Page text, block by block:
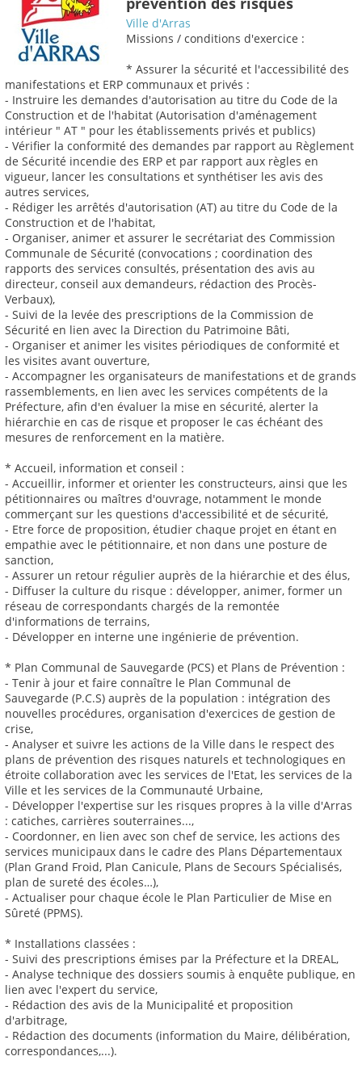
Ville d'Arras
Missions / conditions d'exercice :
* Assurer la sécurité et l'accessibilité des
manifestations et ERP communaux et privés :
- Instruire les demandes d'autorisation au titre du Code de la
Construction et de l'habitat (Autorisation d'aménagement
intérieur " AT " pour les établissements privés et publics)
- Vérifier la conformité des demandes par rapport au Règlement
de Sécurité incendie des ERP et par rapport aux règles en
vigueur, lancer les consultations et synthétiser les avis des
autres services,
- Rédiger les arrêtés d'autorisation (AT) au titre du Code de la
Construction et de l'habitat,
- Organiser, animer et assurer le secrétariat des Commission
Communale de Sécurité (convocations ; coordination des
rapports des services consultés, présentation des avis au
directeur, conseil aux demandeurs, rédaction des Procès-
Verbaux),
- Suivi de la levée des prescriptions de la Commission de
Sécurité en lien avec la Direction du Patrimoine Bâti,
- Organiser et animer les visites périodiques de conformité et
les visites avant ouverture,
- Accompagner les organisateurs de manifestations et de grands
rassemblements, en lien avec les services compétents de la
Préfecture, afin d'en évaluer la mise en sécurité, alerter la
hiérarchie en cas de risque et proposer le cas échéant des
mesures de renforcement en la matière.
* Accueil, information et conseil :
- Accueillir, informer et orienter les constructeurs, ainsi que les
pétitionnaires ou maîtres d'ouvrage, notamment le monde
commerçant sur les questions d'accessibilité et de sécurité,
- Etre force de proposition, étudier chaque projet en étant en
empathie avec le pétitionnaire, et non dans une posture de
sanction,
- Assurer un retour régulier auprès de la hiérarchie et des élus,
- Diffuser la culture du risque : développer, animer, former un
réseau de correspondants chargés de la remontée
d'informations de terrains,
- Développer en interne une ingénierie de prévention.
* Plan Communal de Sauvegarde (PCS) et Plans de Prévention :
- Tenir à jour et faire connaître le Plan Communal de
Sauvegarde (P.C.S) auprès de la population : intégration des
nouvelles procédures, organisation d'exercices de gestion de
crise,
- Analyser et suivre les actions de la Ville dans le respect des
plans de prévention des risques naturels et technologiques en
étroite collaboration avec les services de l'Etat, les services de la
Ville et les services de la Communauté Urbaine,
- Développer l'expertise sur les risques propres à la ville d'Arras
: catiches, carrières souterraines...,
- Coordonner, en lien avec son chef de service, les actions des
services municipaux dans le cadre des Plans Départementaux
(Plan Grand Froid, Plan Canicule, Plans de Secours Spécialisés,
plan de sureté des écoles…),
- Actualiser pour chaque école le Plan Particulier de Mise en
Sûreté (PPMS).
* Installations classées :
- Suivi des prescriptions émises par la Préfecture et la DREAL,
- Analyse technique des dossiers soumis à enquête publique, en
lien avec l'expert du service,
- Rédaction des avis de la Municipalité et proposition
d'arbitrage,
- Rédaction des documents (information du Maire, délibération,
correspondances,...).